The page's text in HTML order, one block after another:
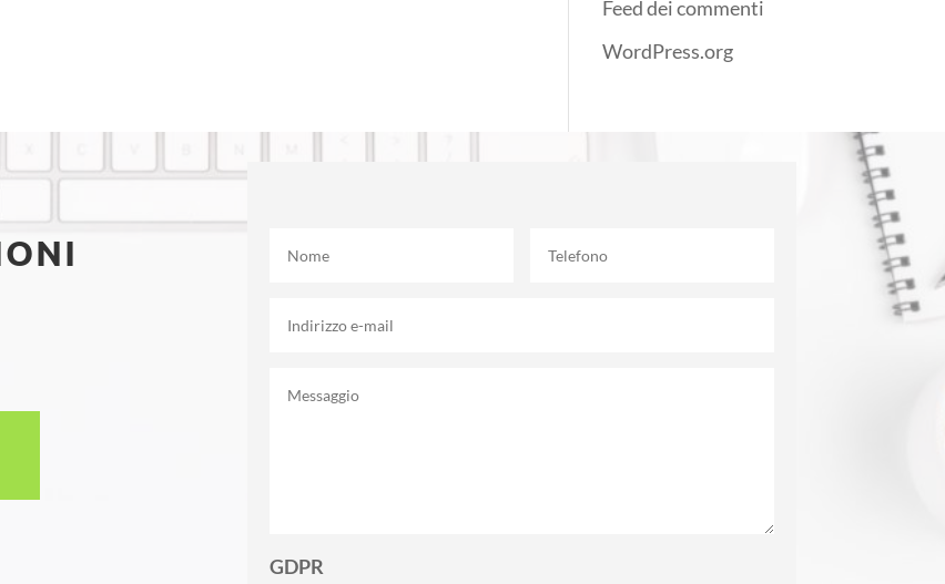
Feed dei commenti
WordPress.org
GDPR